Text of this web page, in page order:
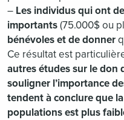
– Les individus qui ont
importants(75.000$ ou
bénévoles et de donner
Ce résultat est
autres études sur le don
souligner l’importance
tendent à conclure que
populations est plus